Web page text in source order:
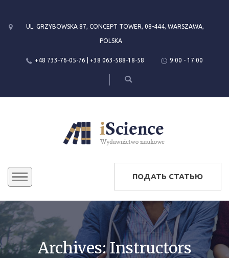
UL. GRZYBOWSKA 87, CONCEPT TOWER, 08-444, WARSZAWA,
POLSKA
+48 733-76-05-76 | +38 063-588-18-58 9:00 - 17:00
KONFERENCJE
CZASOPISMA
ПОДАТЬ СТАТЬЮ
Archives:Instructors